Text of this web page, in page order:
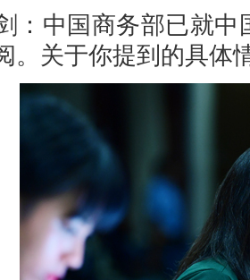
：中国商务部已就中
。关于你提到的具体